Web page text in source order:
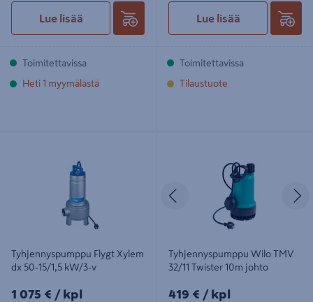
Lue lisää
Toimitettavissa
Heti 1 myymälästä
Lue lisää
Toimitettavissa
Tilaustuote
Tyhjennyspumppu Flygt Xylem
dx 50-15/1,5 kW/3-v
1075€/kpl
1 075 € / kpl
Edellinen
Tyhjennyspumppu Wilo TMV
32/11 Twister 10m johto
419€/kpl
419 € / kpl